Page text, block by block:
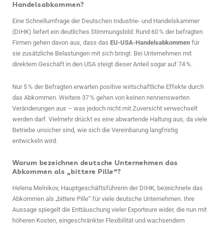
Handelsabkommen?
Eine Schnellumfrage der Deutschen Industrie- und Handelskammer
(DIHK) liefert ein deutliches Stimmungsbild: Rund 60 % der befragten
Firmen gehen davon aus, dass das EU-USA-Handelsabkommen für
sie zusätzliche Belastungen mit sich bringt. Bei Unternehmen mit
direktem Geschäft in den USA steigt dieser Anteil sogar auf 74 %.
Nur 5 % der Befragten erwarten positive wirtschaftliche Effekte durch
das Abkommen. Weitere 37 % gehen von keinen nennenswerten
Veränderungen aus – was jedoch nicht mit Zuversicht verwechselt
werden darf. Vielmehr drückt es eine abwartende Haltung aus, da viele
Betriebe unsicher sind, wie sich die Vereinbarung langfristig
entwickeln wird.
Warum bezeichnen deutsche Unternehmen das
Abkommen als „bittere Pille“?
Helena Melnikov, Hauptgeschäftsführerin der DIHK, bezeichnete das
Abkommen als „bittere Pille“ für viele deutsche Unternehmen. Ihre
Aussage spiegelt die Enttäuschung vieler Exporteure wider, die nun mit
höheren Kosten, eingeschränkter Flexibilität und wachsendem